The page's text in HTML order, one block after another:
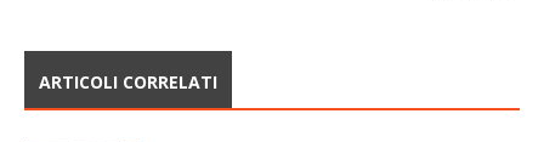
ARTICOLI CORRELATI